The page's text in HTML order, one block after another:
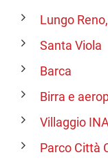
Lungo
Santa Viola
Barca
Birra e
Villaggio
Parco Città